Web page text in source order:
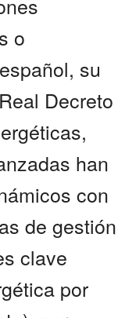
o
su
Decreto
han
con
de gestión
clave
por